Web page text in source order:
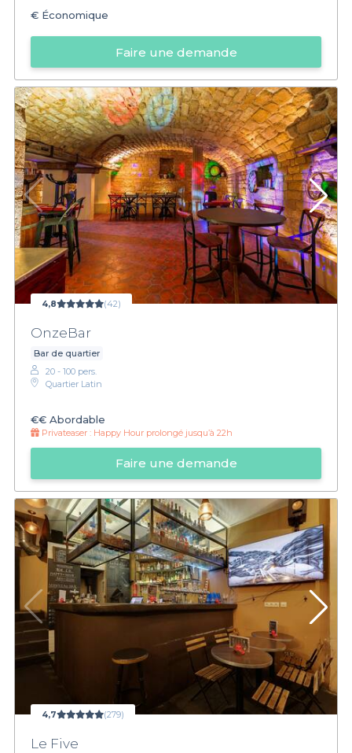
€ Économique
Faire une demande
4,8 (42)
OnzeBar
Bar de quartier
20 - 100 pers.
Quartier Latin
€€ Abordable
Privateaser : Happy Hour prolongé jusqu’à 22h
Faire une demande
4,7 (279)
Le Five